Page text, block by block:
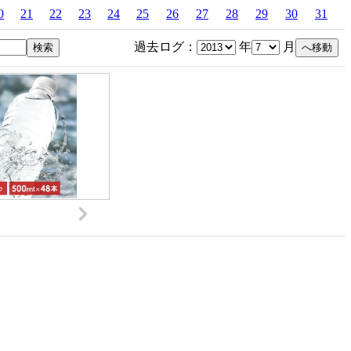
21 22 23 24 25 26 27 28 29 30 31
過去ログ： 年 月